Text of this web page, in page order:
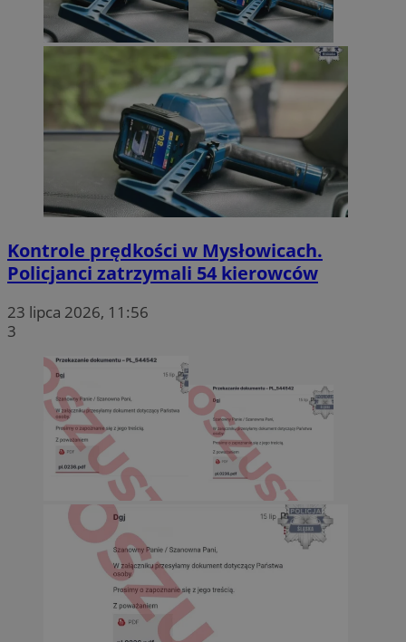
Kontrole prędkości w Mysłowicach.
Policjanci zatrzymali 54 kierowców
23 lipca 2026, 11:56
3